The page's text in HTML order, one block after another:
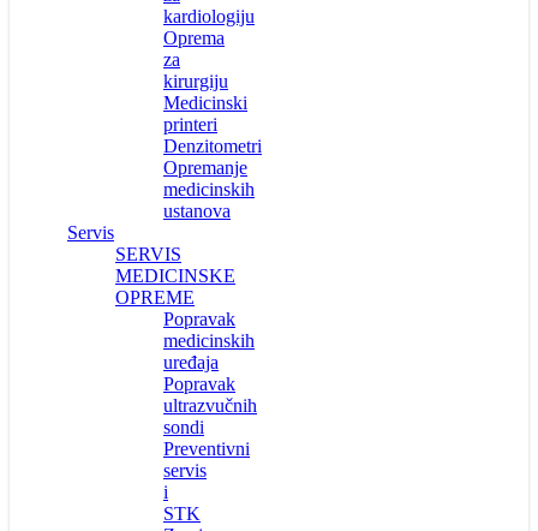
kardiologiju
Oprema
za
kirurgiju
Medicinski
printeri
Denzitometri
Opremanje
medicinskih
ustanova
Servis
SERVIS
MEDICINSKE
OPREME
Popravak
medicinskih
uređaja
Popravak
ultrazvučnih
sondi
Preventivni
servis
i
STK